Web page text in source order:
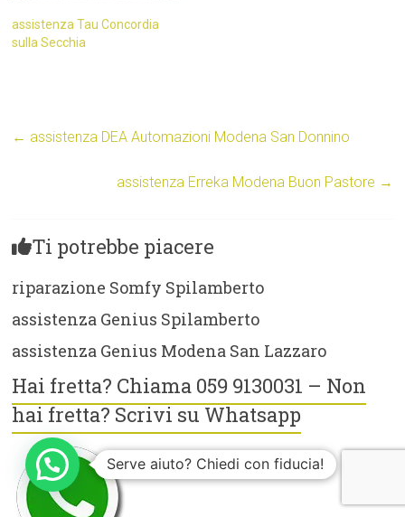
assistenza Tau Concordia
sulla Secchia
← assistenza DEA Automazioni Modena San Donnino
assistenza Erreka Modena Buon Pastore →
Ti potrebbe piacere
riparazione Somfy Spilamberto
assistenza Genius Spilamberto
assistenza Genius Modena San Lazzaro
Hai fretta? Chiama 059 9130031 – Non
hai fretta? Scrivi su Whatsapp
Serve aiuto? Chiedi con fiducia!